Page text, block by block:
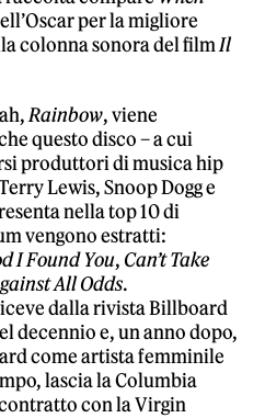
per la migliore
colonna sonora del filmIl
Rainbow, viene
questo disco – a cui
produttori di musica hip
Lewis, Snoop Dogg e
nella top 10 di
vengono estratti:
I Found You, Can’t Take
All Odds.
dalla rivista Billboard
decennio e, un anno dopo,
come artista femminile
lascia la Columbia
con la Virgin